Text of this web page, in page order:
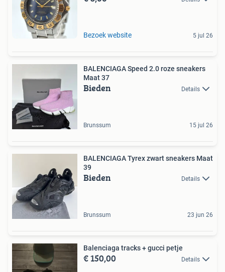
Bezoek website 5 jul 26
BALENCIAGA Speed 2.0 roze sneakers
Maat 37
Bieden Details
Brunssum 15 jul 26
BALENCIAGA Tyrex zwart sneakers Maat
39
Bieden Details
Brunssum 23 jun 26
Balenciaga tracks + gucci petje
€ 150,00 Details